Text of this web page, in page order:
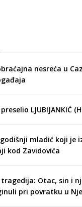
nesreća u
LJUBIJANKIĆ
godišnji mladić koji je
kod Zavidovića
Otac, sin i
pri povratku u